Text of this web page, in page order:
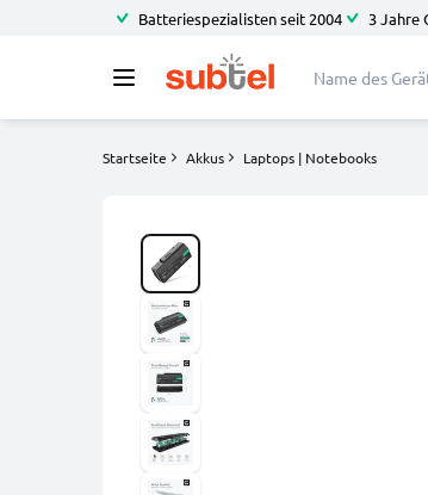
Batteriespezialisten seit 2004 3 Jahre
Startseite Akkus Laptops | Notebooks